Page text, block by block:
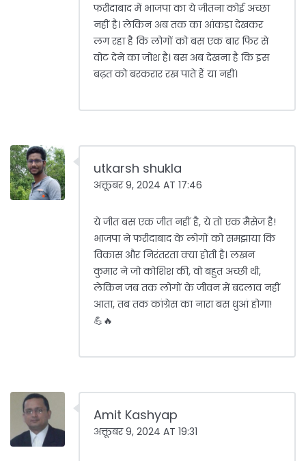
फरीदाबाद में भाजपा का ये जीतना कोई अच्छा
नहीं है। लेकिन अब तक का आंकड़ा देखकर
लग रहा है कि लोगों को बस एक बार फिर से
वोट देने का जोश है। बस अब देखना है कि इस
बढ़त को बरकरार रख पाते हैं या नहीं।
utkarsh shukla
अक्तूबर 9, 2024 AT 17:46
ये जीत बस एक जीत नहीं है, ये तो एक मैसेज है!
भाजपा ने फरीदाबाद के लोगों को समझाया कि
विकास और निरंतरता क्या होती है। लखन
कुमार ने जो कोशिश की, वो बहुत अच्छी थी,
लेकिन जब तक लोगों के जीवन में बदलाव नहीं
आता, तब तक कांग्रेस का नारा बस धुआं होगा!
💪🔥
Amit Kashyap
अक्तूबर 9, 2024 AT 19:31